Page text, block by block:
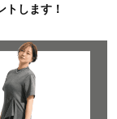
トします！